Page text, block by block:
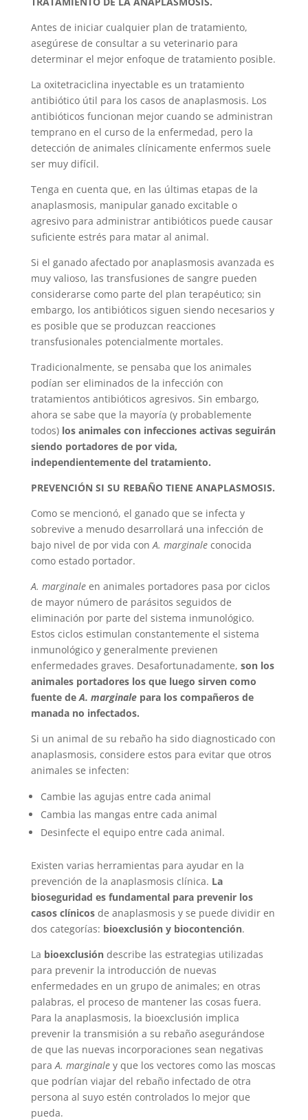
Antes de iniciar cualquier plan de tratamiento,
asegúrese de consultar a su veterinario para
determinar el mejor enfoque de tratamiento posible.
La oxitetraciclina inyectable es un tratamiento
antibiótico útil para los casos de anaplasmosis. Los
antibióticos funcionan mejor cuando se administran
temprano en el curso de la enfermedad, pero la
detección de animales clínicamente enfermos suele
ser muy difícil.
Tenga en cuenta que, en las últimas etapas de la
anaplasmosis, manipular ganado excitable o
agresivo para administrar antibióticos puede causar
suficiente estrés para matar al animal.
Si el ganado afectado por anaplasmosis avanzada es
muy valioso, las transfusiones de sangre pueden
considerarse como parte del plan terapéutico; sin
embargo, los antibióticos siguen siendo necesarios y
es posible que se produzcan reacciones
transfusionales potencialmente mortales.
Tradicionalmente, se pensaba que los animales
podían ser eliminados de la infección con
tratamientos antibióticos agresivos. Sin embargo,
ahora se sabe que la mayoría (y probablemente
todos) los animales con infecciones activas seguirán
siendo portadores de por vida,
independientemente del tratamiento.
PREVENCIÓN SI SU REBAÑO TIENE ANAPLASMOSIS.
Como se mencionó, el ganado que se infecta y
sobrevive a menudo desarrollará una infección de
bajo nivel de por vida con A. marginaleconocida
como estado portador.
A. marginaleen animales portadores pasa por ciclos
de mayor número de parásitos seguidos de
eliminación por parte del sistema inmunológico.
Estos ciclos estimulan constantemente el sistema
inmunológico y generalmente previenen
enfermedades graves. Desafortunadamente, son los
animales portadores los que luego sirven como
fuente de A. marginalepara los compañeros de
manada no infectados.
Si un animal de su rebaño ha sido diagnosticado con
anaplasmosis, considere estos para evitar que otros
animales se infecten:
Cambie las agujas entre cada animal
Cambia las mangas entre cada animal
Desinfecte el equipo entre cada animal.
Existen varias herramientas para ayudar en la
prevención de la anaplasmosis clínica. La
bioseguridad es fundamental para prevenir los
casos clínicosde anaplasmosis y se puede dividir en
dos categorías: bioexclusión y biocontención.
La bioexclusióndescribe las estrategias utilizadas
para prevenir la introducción de nuevas
enfermedades en un grupo de animales; en otras
palabras, el proceso de mantener las cosas fuera.
Para la anaplasmosis, la bioexclusión implica
prevenir la transmisión a su rebaño asegurándose
de que las nuevas incorporaciones sean negativas
para A. marginaley que los vectores como las moscas
que podrían viajar del rebaño infectado de otra
persona al suyo estén controlados lo mejor que
pueda.